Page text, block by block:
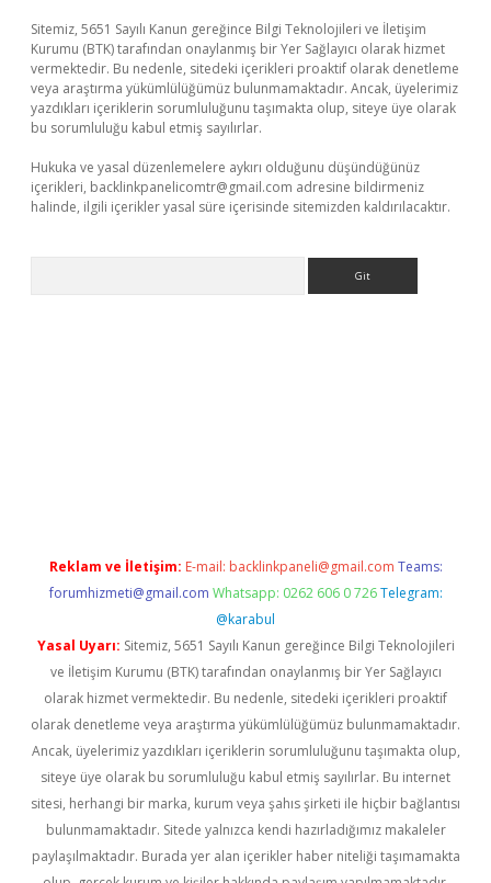
Sitemiz, 5651 Sayılı Kanun gereğince Bilgi Teknolojileri ve İletişim
Kurumu (BTK) tarafından onaylanmış bir Yer Sağlayıcı olarak hizmet
vermektedir. Bu nedenle, sitedeki içerikleri proaktif olarak denetleme
veya araştırma yükümlülüğümüz bulunmamaktadır. Ancak, üyelerimiz
yazdıkları içeriklerin sorumluluğunu taşımakta olup, siteye üye olarak
bu sorumluluğu kabul etmiş sayılırlar.
Hukuka ve yasal düzenlemelere aykırı olduğunu düşündüğünüz
içerikleri, backlinkpanelicomtr@gmail.com adresine bildirmeniz
halinde, ilgili içerikler yasal süre içerisinde sitemizden kaldırılacaktır.
Reklam ve İletişim: E-mail: backlinkpaneli@gmail.com Teams:
forumhizmeti@gmail.com Whatsapp: 0262 606 0 726 Telegram:
@karabul
Yasal Uyarı: Sitemiz, 5651 Sayılı Kanun gereğince Bilgi Teknolojileri
ve İletişim Kurumu (BTK) tarafından onaylanmış bir Yer Sağlayıcı
olarak hizmet vermektedir. Bu nedenle, sitedeki içerikleri proaktif
olarak denetleme veya araştırma yükümlülüğümüz bulunmamaktadır.
Ancak, üyelerimiz yazdıkları içeriklerin sorumluluğunu taşımakta olup,
siteye üye olarak bu sorumluluğu kabul etmiş sayılırlar. Bu internet
sitesi, herhangi bir marka, kurum veya şahıs şirketi ile hiçbir bağlantısı
bulunmamaktadır. Sitede yalnızca kendi hazırladığımız makaleler
paylaşılmaktadır. Burada yer alan içerikler haber niteliği taşımamakta